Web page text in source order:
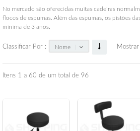
Longarinas
No mercado são oferecidas muitas cadeiras
flocos de espumas. Além das espumas, os pistões
mínima de 3 anos.
Classificar Por : Nome Mostrar
Itens 1 a 60 de um total de 96